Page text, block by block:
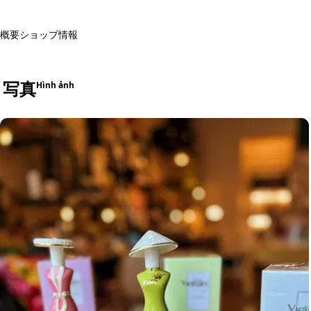
概要ショップ情報
写真Hình ảnh